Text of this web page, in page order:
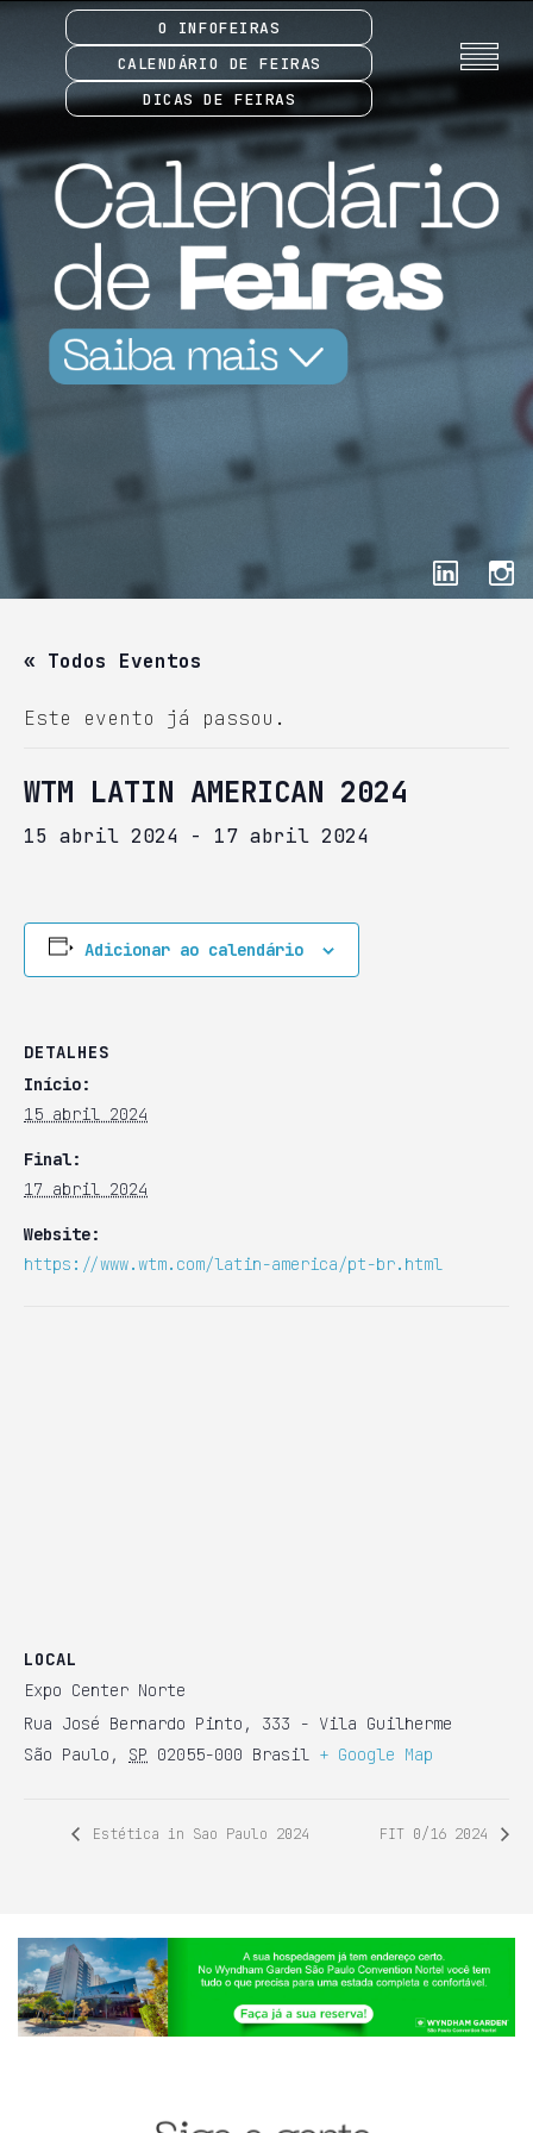
O INFOFEIRAS
CALENDÁRIO DE FEIRAS
DICAS DE FEIRAS
« Todos Eventos
Este evento já passou.
WTM LATIN AMERICAN 2024
15 abril 2024 - 17 abril 2024
Adicionar ao calendário
DETALHES
Início:
15 abril 2024
Final:
17 abril 2024
Website:
https://www.wtm.com/latin-america/pt-br.html
LOCAL
Expo Center Norte
Rua José Bernardo Pinto, 333 - Vila Guilherme
São Paulo , SP 02055-000 Brasil + Google Map
Estética in Sao Paulo 2024 FIT 0/16 2024